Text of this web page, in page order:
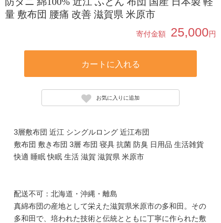
量 敷布団 腰痛 改善 滋賀県 米原市
寄付金額 25,000円
カートに入れる
お気に入りに追加
3層敷布団 近江 シングルロング 近江布団
敷布団 敷き布団 3層 布団 寝具 抗菌 防臭 日用品 生活雑貨
快適 睡眠 快眠 生活 滋賀 滋賀県 米原市
配送不可：北海道・沖縄・離島
真綿布団の産地として栄えた滋賀県米原市の多和田。その
多和田で、培われた技術と伝統とともに丁寧に作られた敷